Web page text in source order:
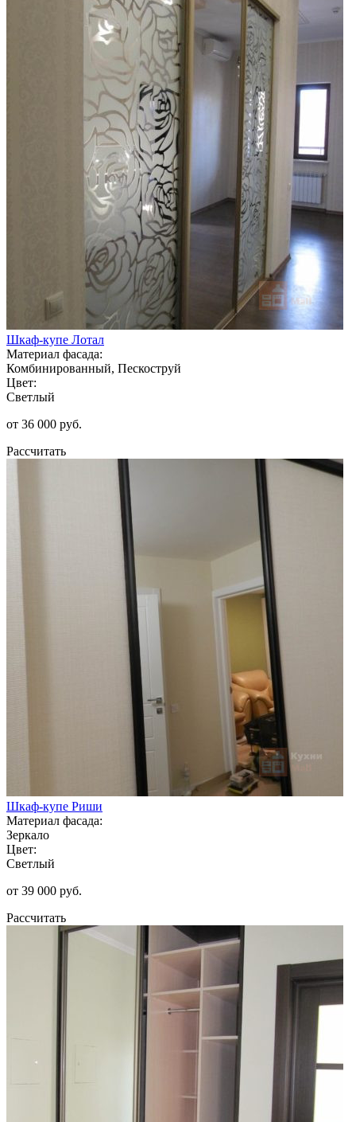
Шкаф-купе Лотал
Материал фасада:
Комбинированный, Пескоструй
Цвет:
Светлый
от 36 000 руб.
Рассчитать
Шкаф-купе Риши
Материал фасада:
Зеркало
Цвет:
Светлый
от 39 000 руб.
Рассчитать